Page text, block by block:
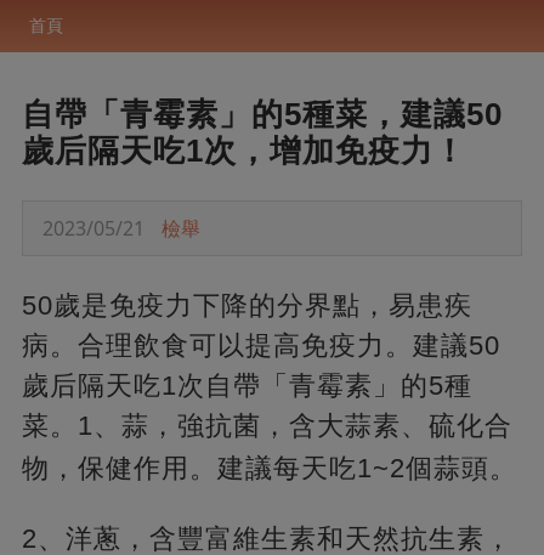
首頁
自帶「青霉素」的5種菜，建議50
歲后隔天吃1次，增加免疫力！
2023/05/21 檢舉
50歲是免疫力下降的分界點，易患疾
病。合理飲食可以提高免疫力。建議50
歲后隔天吃1次自帶「青霉素」的5種
菜。1、蒜，強抗菌，含大蒜素、硫化合
物， 保健作用。建議每天吃1~2個蒜頭。
2、洋蔥，含豐富維生素和天然抗生素，